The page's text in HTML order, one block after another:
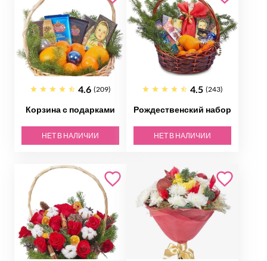
4.6 (209)
Корзина с подарками
НЕТ В НАЛИЧИИ
4.5 (243)
Рождественский набор
НЕТ В НАЛИЧИИ